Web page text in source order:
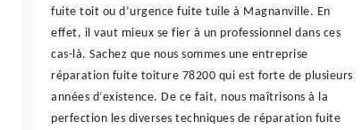
fuite toit ou d’urgence fuite tuile à Magnanville. En
effet, il vaut mieux se fier à un professionnel dans ces
cas-là. Sachez que nous sommes une entreprise
réparation fuite toiture 78200 qui est forte de plusieurs
années d’existence. De ce fait, nous maîtrisons à la
perfection les diverses techniques de réparation fuite